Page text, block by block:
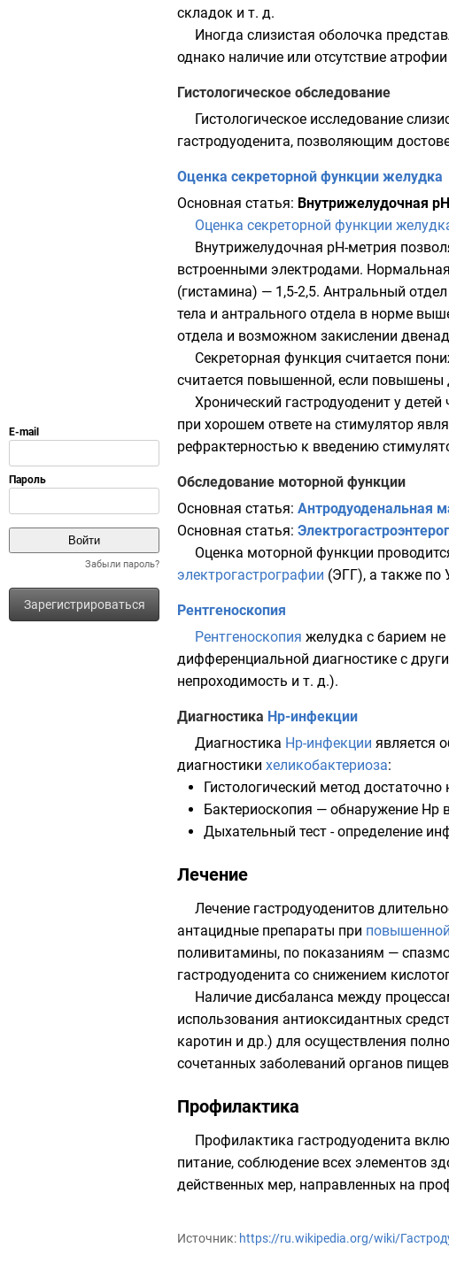
Забыли пароль?
Зарегистрироваться
складок и т. д.
Иногда слизистая оболочка
однако наличие или отсутствие
Гистологическое обследование
Гистологическое исследование
гастродуоденита, позволяющим
Оценка секреторной функции желудка
Основная статья: Внутрижелудочная
Оценка секреторной функции
Внутрижелудочная рН-метрия
встроенными электродами. Нормальная
(гистамина) — 1,5-2,5. Антральный
тела и антрального отдела в норме
отдела и возможном закислении
Секреторная функция считается
считается повышенной, если
Хронический гастродуоденит у
при хорошем ответе на стимулятор
рефрактерностью к введению
Обследование моторной функции
Основная статья: Антродуоденальная
Основная статья:
Оценка моторной функции
электрогастрографии (ЭГГ), а также по
Рентгеноскопия
Рентгеноскопия желудка с барием
дифференциальной диагностике с
непроходимость и т. д.).
Диагностика Нр-инфекции
Диагностика Нр-инфекции является
диагностики хеликобактериоза:
Гистологический метод
Бактериоскопия — обнаружение Нр
Дыхательный тест - определение
Лечение
Лечение гастродуоденитов
антацидные препараты при
поливитамины, по показаниям —
гастродуоденита со снижением
Наличие дисбаланса между
использования антиоксидантных
каротин и др.) для осуществления
сочетанных заболеваний органов
Профилактика
Профилактика гастродуоденита
питание, соблюдение всех элементов
действенных мер, направленных на
Источник: https://ru.wikipedia.org/wiki/